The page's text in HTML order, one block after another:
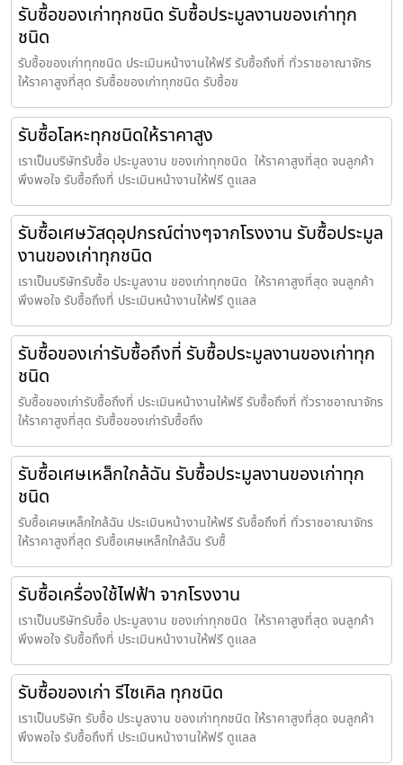
รับซื้อของเก่าทุกชนิด รับซื้อประมูลงานของเก่าทุก
ชนิด
รับซื้อของเก่าทุกชนิด ประเมินหน้างานให้ฟรี รับซื้อถึงที่ ทั่วราชอาณาจักร
ให้ราคาสูงที่สุด รับซื้อของเก่าทุกชนิด รับซื้อข
รับซื้อโลหะทุกชนิดให้ราคาสูง
เราเป็นบริษัทรับซื้อ ประมูลงาน ของเก่าทุกชนิด ให้ราคาสูงที่สุด จนลูกค้า
พึงพอใจ รับซื้อถึงที่ ประเมินหน้างานให้ฟรี ดูแลล
รับซื้อเศษวัสดุอุปกรณ์ต่างๆจากโรงงาน รับซื้อประมูล
งานของเก่าทุกชนิด
เราเป็นบริษัทรับซื้อ ประมูลงาน ของเก่าทุกชนิด ให้ราคาสูงที่สุด จนลูกค้า
พึงพอใจ รับซื้อถึงที่ ประเมินหน้างานให้ฟรี ดูแลล
รับซื้อของเก่ารับซื้อถึงที่ รับซื้อประมูลงานของเก่าทุก
ชนิด
รับซื้อของเก่ารับซื้อถึงที่ ประเมินหน้างานให้ฟรี รับซื้อถึงที่ ทั่วราชอาณาจักร
ให้ราคาสูงที่สุด รับซื้อของเก่ารับซื้อถึง
รับซื้อเศษเหล็กใกล้ฉัน รับซื้อประมูลงานของเก่าทุก
ชนิด
รับซื้อเศษเหล็กใกล้ฉัน ประเมินหน้างานให้ฟรี รับซื้อถึงที่ ทั่วราชอาณาจักร
ให้ราคาสูงที่สุด รับซื้อเศษเหล็กใกล้ฉัน รับซื้
รับซื้อเครื่องใช้ไฟฟ้า จากโรงงาน
เราเป็นบริษัทรับซื้อ ประมูลงาน ของเก่าทุกชนิด ให้ราคาสูงที่สุด จนลูกค้า
พึงพอใจ รับซื้อถึงที่ ประเมินหน้างานให้ฟรี ดูแลล
รับซื้อของเก่า รีไซเคิล ทุกชนิด
เราเป็นบริษัท รับซื้อ ประมูลงาน ของเก่าทุกชนิด ให้ราคาสูงที่สุด จนลูกค้า
พึงพอใจ รับซื้อถึงที่ ประเมินหน้างานให้ฟรี ดูแลล